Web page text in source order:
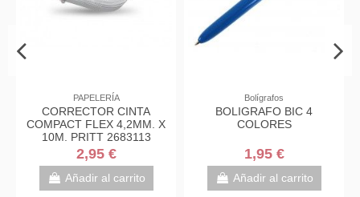
PAPELERÍA
CORRECTOR CINTA
COMPACT FLEX 4,2MM. X
10M. PRITT 2683113
2,95 €
Añadir al carrito
Bolígrafos
BOLIGRAFO BIC 4
COLORES
1,95 €
Añadir al carrito